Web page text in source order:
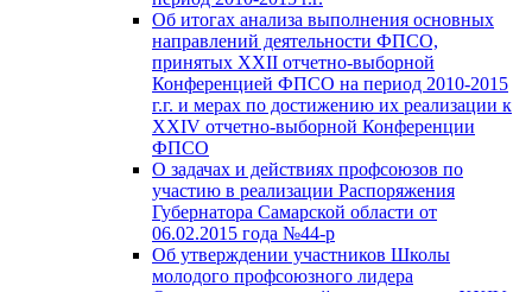
Об итогах анализа выполнения основных
направлений деятельности ФПСО,
принятых XXII отчетно-выборной
Конференцией ФПСО на период 2010-2015
г.г. и мерах по достижению их реализации к
XXIV отчетно-выборной Конференции
ФПСО
О задачах и действиях профсоюзов по
участию в реализации Распоряжения
Губернатора Самарской области от
06.02.2015 года №44-р
Об утверждении участников Школы
молодого профсоюзного лидера